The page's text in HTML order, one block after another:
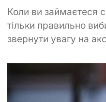
Коли ви займаєтеся
тільки правильно
звернути увагу на
комфортнішим. Одним